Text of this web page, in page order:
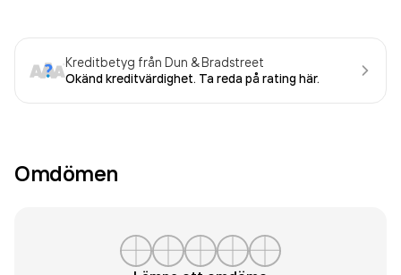
Kreditbetyg från Dun & Bradstreet
Okänd kreditvärdighet. Ta reda på rating här.
Omdömen